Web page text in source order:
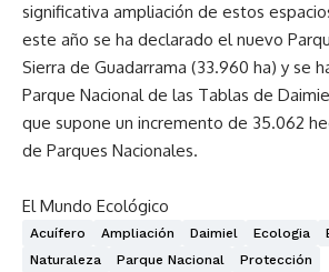
significativa ampliación de estos
este año se ha declarado el nuevo
Sierra de Guadarrama (33.960 ha) y se
Parque Nacional de las Tablas de Daimiel
que supone un incremento de 35.062
de Parques Nacionales.
El Mundo Ecológico
Acuífero Ampliación Daimiel Ecologia
Naturaleza
Parque Nacional Protección